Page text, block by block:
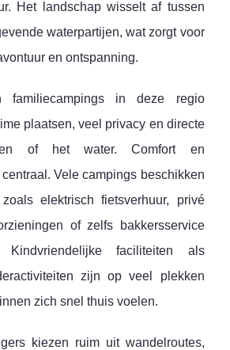
Het landschap wisselt af tussen
waterpartijen, wat zorgt voor
en ontspanning.
familiecampings in deze regio
plaatsen, veel privacy en directe
of het water. Comfort en
Vele campings beschikken
elektrisch fietsverhuur, privé
of zelfs bakkersservice
faciliteiten als
zijn op veel plekken
zich snel thuis voelen.
kiezen ruim uit wandelroutes,